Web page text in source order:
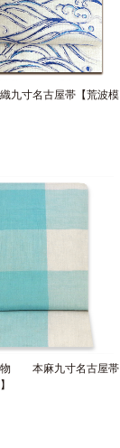
九寸名古屋帯【荒波模
物 本麻九寸名古屋帯